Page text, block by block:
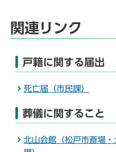
関連リンク
戸籍に関する届出
死亡届（市民課）
葬儀に関すること
北山会館（松戸市斎場